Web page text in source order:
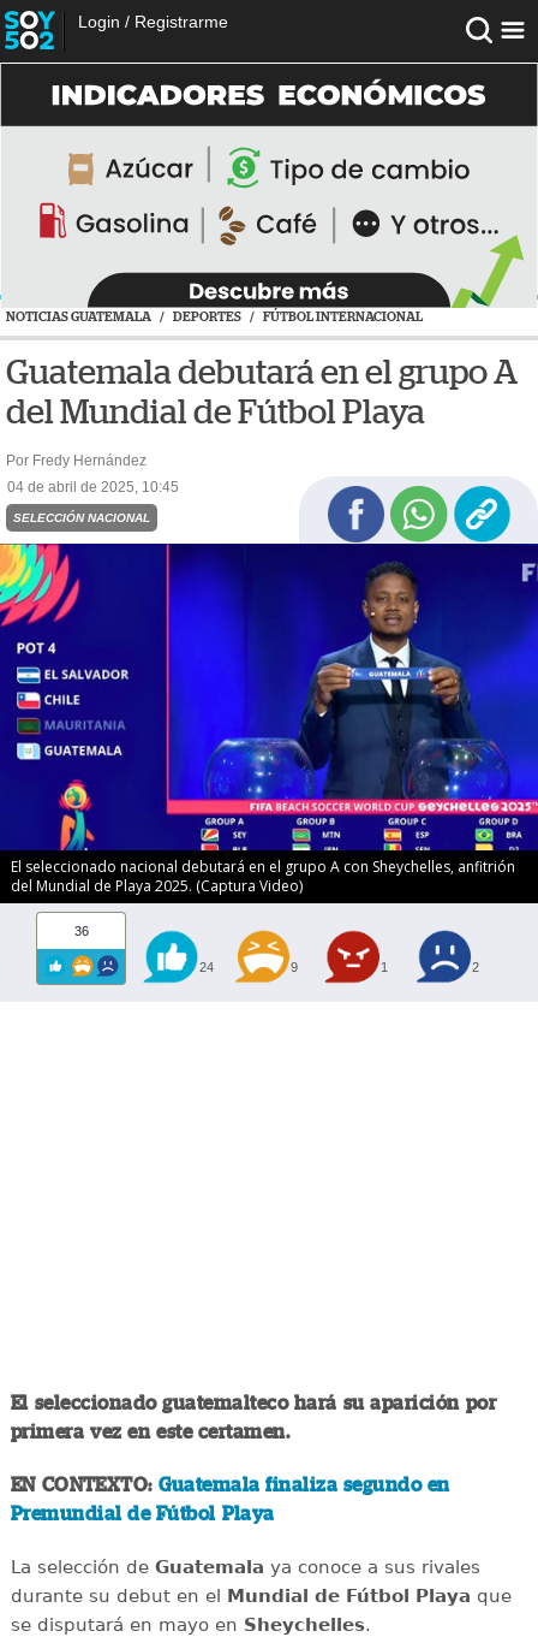
Login / Registrarme
NOTICIAS GUATEMALA / DEPORTES / FÚTBOL INTERNACIONAL
Guatemala debutará en el grupo A
del Mundial de Fútbol Playa
Por Fredy Hernández
04 de abril de 2025, 10:45
SELECCIÓN NACIONAL
El seleccionado nacional debutará en el grupo A con Sheychelles, anfitrión
del Mundial de Playa 2025. (Captura Video)
36
24 9 1 2
El seleccionado guatemalteco hará su aparición por
primera vez en este certamen.
EN CONTEXTO: Guatemala finaliza segundo en
Premundial de Fútbol Playa
La selección de Guatemala ya conoce a sus rivales
durante su debut en el Mundial de Fútbol Playa que
se disputará en mayo en Sheychelles.